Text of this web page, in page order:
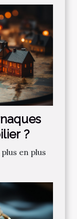
?‌
‌en‌ ‌plus‌